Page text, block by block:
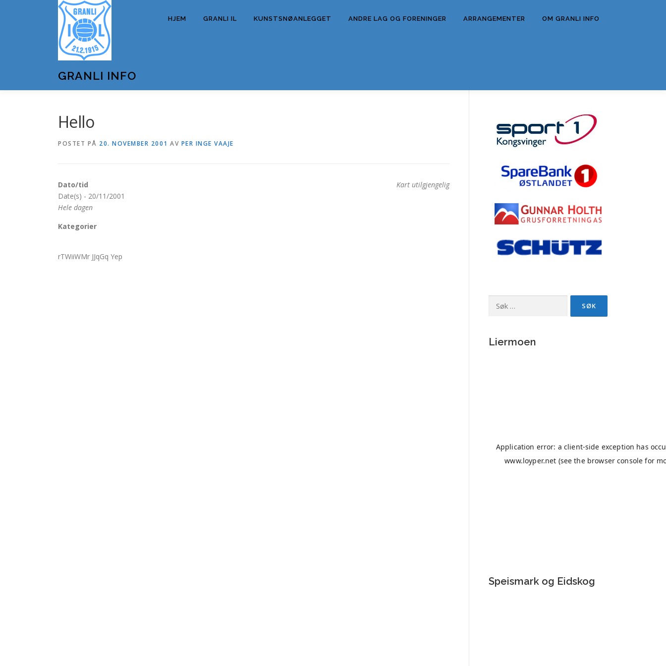
GRANLI INFO
HJEM GRANLI IL KUNSTSNØANLEGGET ANDRE LAG OG FORENINGER ARRANGEMENTER OM GRANLI INFO
Hello
POSTET PÅ 20. NOVEMBER 2001 AV PER INGE VAAJE
Kart utilgjengelig
Dato/tid
Date(s) - 20/11/2001
Hele dagen
Kategorier
rTWiiWMr JJqGq Yep
etter:
Liermoen
Speismark og Eidskog